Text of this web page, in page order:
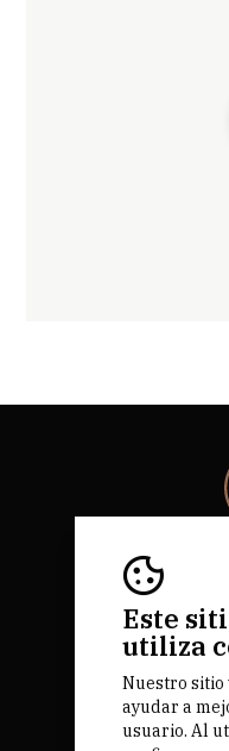
Este
utiliza
Nuestro sitio
ayudar a
usuario. Al
Todos los